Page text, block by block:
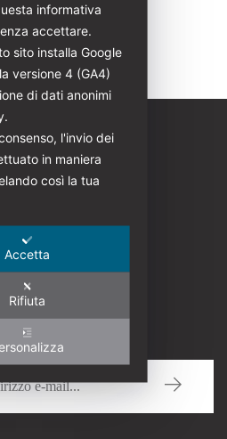
informativa
accettare.
sito installa Google
versione 4 (GA4)
di dati anonimi
l'invio dei
in maniera
così la tua
Accetta
Rifiuta